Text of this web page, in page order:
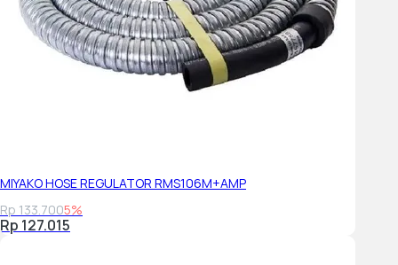
MIYAKO HOSE REGULATOR RMS106M+AMP
Rp 133.7005%
Rp 127.015